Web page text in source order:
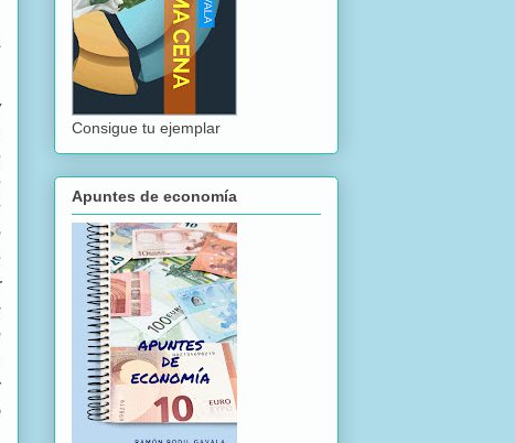
Consigue tu ejemplar
Apuntes de economía